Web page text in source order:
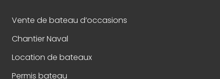
Vente de bateau d’occasions
Chantier Naval
Location de bateaux
Permis bateau